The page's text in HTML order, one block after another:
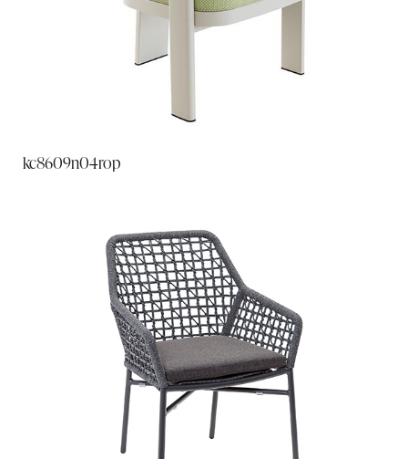
kc8609n04rop